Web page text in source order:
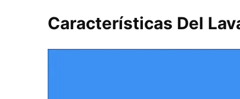
Características Del